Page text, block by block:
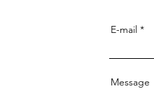
E-mail
Message